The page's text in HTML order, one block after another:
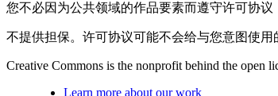
您不必因为公共领域的作品要素而遵守许可协
不提供担保。许可协议可能不会给与您意图使
Creative Commons is the nonprofit behind the open
Learn more about our work